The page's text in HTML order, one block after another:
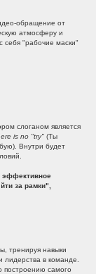
обращение от
атмосферу и
себя "рабочие маски"
слоганом является
is no "try" (Ты
Внутри будет
эффективное
за рамки",
тренируя навыки
в команде.
построению самого